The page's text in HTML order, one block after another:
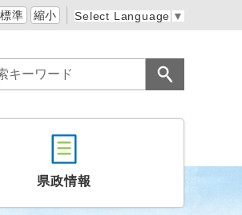
標準 縮小 Select Language ▼
県政情報